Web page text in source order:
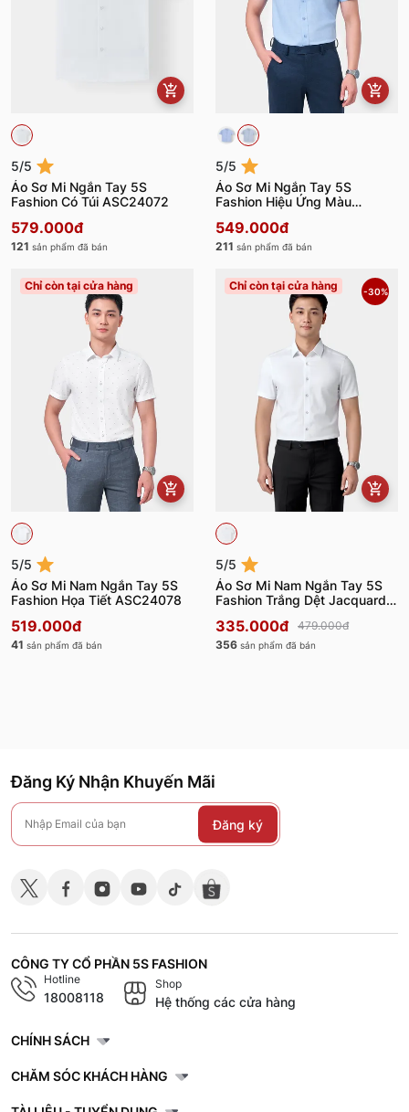
5/5
Áo Sơ Mi Ngắn Tay 5S
Fashion Có Túi ASC24072
579.000đ
121 sản phẩm đã bán
5/5
Áo Sơ Mi Ngắn Tay 5S
Fashion Hiệu Ứng Màu
549.000đ
211 sản phẩm đã bán
Chỉ còn tại cửa hàng
5/5
Áo Sơ Mi Nam Ngắn Tay 5S
Fashion Họa Tiết ASC24078
519.000đ
41 sản phẩm đã bán
Chỉ còn tại cửa hàng -30%
5/5
Áo Sơ Mi Nam Ngắn Tay 5S
Fashion Trắng Dệt Jacquard
335.000đ
479.000đ
356 sản phẩm đã bán
Đăng Ký Nhận Khuyến Mãi
Đăng ký
CÔNG TY CỔ PHẦN 5S FASHION
Hotline
18008118
Shop
Hệ thống các cửa hàng
CHÍNH SÁCH
CHĂM SÓC KHÁCH HÀNG